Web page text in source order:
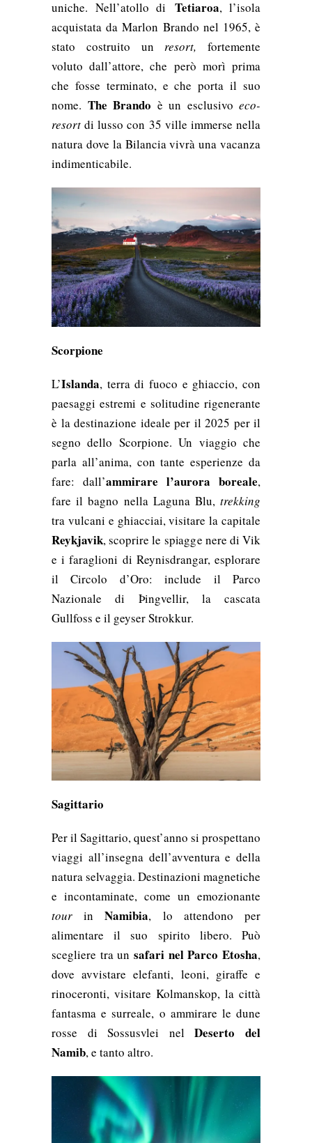
uniche. Nell’atollo di Tetiaroa, l’isola
acquistata da Marlon Brando nel 1965, è
stato costruito unresort, fortemente
voluto dall’attore, che però morì prima
che fosse terminato, e che porta il suo
nome. The Brando è un esclusivo eco-
resort di lusso con 35 ville immerse nella
natura dove la Bilancia vivrà una vacanza
indimenticabile.
Scorpione
L’Islanda, terra di fuoco e ghiaccio, con
paesaggi estremi e solitudine rigenerante
è la destinazione ideale per il 2025 per il
segno dello Scorpione. Un viaggio che
parla all’anima, con tante esperienze da
fare: dall’ammirare l’aurora boreale,
fare il bagno nella Laguna Blu, trekking
tra vulcani e ghiacciai, visitare la capitale
Reykjavik, scoprire le spiagge nere di Vik
e i faraglioni di Reynisdrangar, esplorare
il Circolo d’Oro: include il Parco
Nazionale di Þingvellir, la cascata
Gullfoss e il geyser Strokkur.
Sagittario
Per il Sagittario, quest’anno si prospettano
viaggi all’insegna dell’avventura e della
natura selvaggia. Destinazioni magnetiche
e incontaminate, come un emozionante
tour inNamibia, lo attendono per
alimentare il suo spirito libero. Può
scegliere tra un safari nel Parco Etosha,
dove avvistare elefanti, leoni, giraffe e
rinoceronti, visitare Kolmanskop, la città
fantasma e surreale, o ammirare le dune
rosse di Sossusvlei nelDeserto del
Namib, e tanto altro.